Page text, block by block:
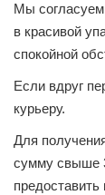
Мы
в красивой
спокойной
Если вдруг
курьеру.
Для
сумму свыше